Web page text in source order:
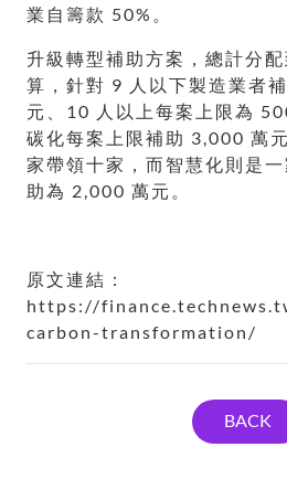
業自籌款 50%。
升級轉型補助方案，總計分
算，針對 9 人以下製造業者
元、10 人以上每案上限為
碳化每案上限補助 3,000 萬
家帶領十家，而智慧化則是
助為 2,000 萬元。
原文連結：
https://
carbon-transformation/
BACK